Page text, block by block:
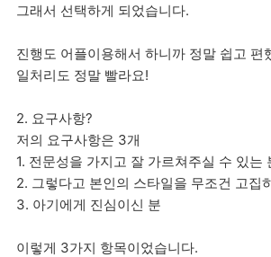
그래서 선택하게 되었습니다.
진행도 어플이용해서 하니까 정말 쉽고 편
일처리도 정말 빨라요!
2. 요구사항?
저의 요구사항은 3개
1. 전문성을 가지고 잘 가르쳐주실 수 있는
2. 그렇다고 본인의 스타일을 무조건 고집
3. 아기에게 진심이신 분
이렇게 3가지 항목이었습니다.